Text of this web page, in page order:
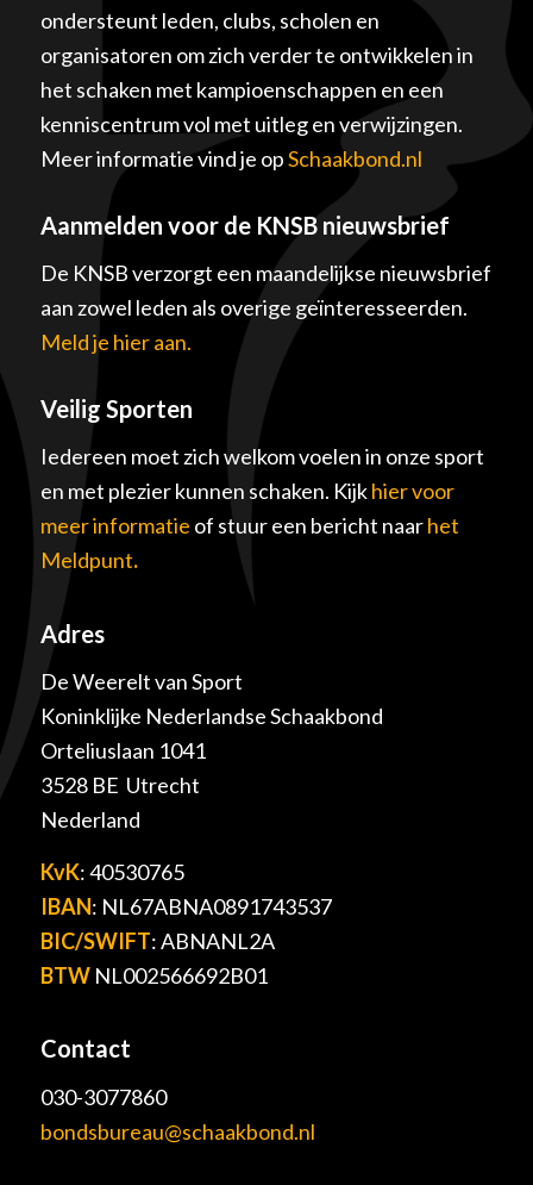
ondersteunt leden, clubs, scholen en
organisatoren om zich verder te ontwikkelen in
het schaken met kampioenschappen en een
kenniscentrum vol met uitleg en verwijzingen.
Meer informatie vind je opSchaakbond.nl
Aanmelden voor de KNSB nieuwsbrief
De KNSB verzorgt een maandelijkse nieuwsbrief
aan zowel leden als overige geïnteresseerden.
Meld je hier aan.
Veilig Sporten
Iedereen moet zich welkom voelen in onze sport
en met plezier kunnen schaken. Kijkhier voor
meer informatie of stuur een bericht naarhet
Meldpunt.
Adres
De Weerelt van Sport
Koninklijke Nederlandse Schaakbond
Orteliuslaan 1041
3528 BE Utrecht
Nederland
KvK: 40530765
IBAN: NL67ABNA0891743537
BIC/SWIFT: ABNANL2A
BTWNL002566692B01
Contact
030-3077860
bondsbureau@schaakbond.nl